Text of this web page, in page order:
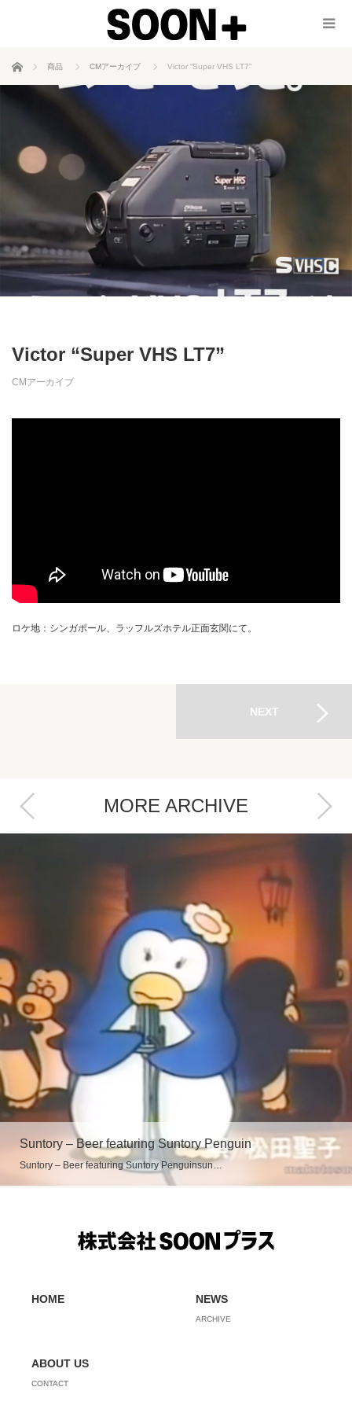
ホーム 商品 CMアーカイブ Victor “Super VHS LT7”
Victor “Super VHS LT7”
CMアーカイブ
ロケ地：シンガポール、ラッフルズホテル正面玄関にて。
NEXT
MORE ARCHIVE
Suntory – Beer featuring Suntory Penguin
Suntory – Beer featuring Suntory Penguinsun…
Next
HOME NEWS
ARCHIVE
ABOUT US
CONTACT